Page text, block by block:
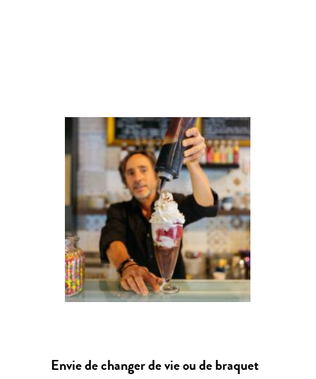
Envie de changer de vie ou de braquet